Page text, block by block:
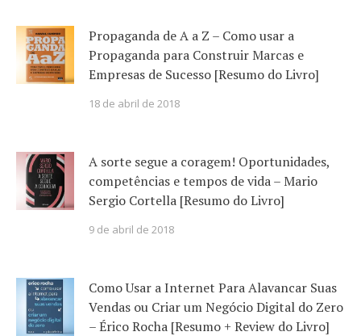
Propaganda de A a Z – Como usar a
Propaganda para Construir Marcas e
Empresas de Sucesso [Resumo do Livro]
18 de abril de 2018
A sorte segue a coragem! Oportunidades,
competências e tempos de vida – Mario
Sergio Cortella [Resumo do Livro]
9 de abril de 2018
Como Usar a Internet Para Alavancar Suas
Vendas ou Criar um Negócio Digital do Zero
– Érico Rocha [Resumo + Review do Livro]